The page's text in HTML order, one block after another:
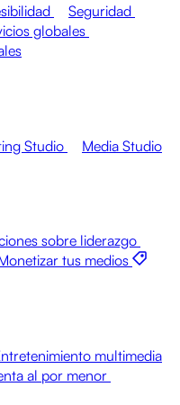
Seguridad
globales
Studio
Media Studio
sobre liderazgo
tus medios
multimedia
al por menor